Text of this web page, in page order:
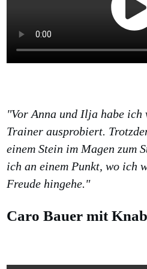
"Vor Anna und Ilja habe ich
Trainer ausprobiert.
einem Stein im Magen zum
ich an einem Punkt, wo ich
Freude hingehe."
Caro Bauer mit